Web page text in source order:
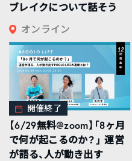
ブレイクについて話そう
オンライン
開催終了
【6/29無料@zoom】「8ヶ月
で何が起こるのか？」 運営
が語る、人が動き出す